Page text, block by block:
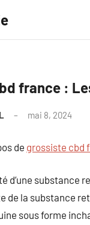
france :
mai 8, 2024
de grossiste cbd
d’une substance
de la substance
sous forme